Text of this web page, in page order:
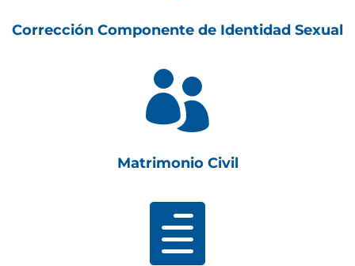
Corrección Componente de Identidad Sexual

Matrimonio Civil
